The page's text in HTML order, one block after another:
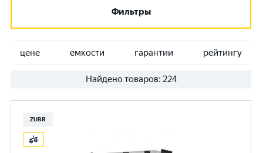
Фильтры
цене емкости гарантии рейтингу
Найдено товаров: 224
ZUBR